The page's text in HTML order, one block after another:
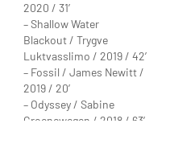
2020 / 31′
– Shallow Water
Blackout / Trygve
Luktvasslimo / 2019 / 42′
– Fossil / James Newitt /
2019 / 20′
– Odyssey / Sabine
Groenewegen / 2018 / 63′